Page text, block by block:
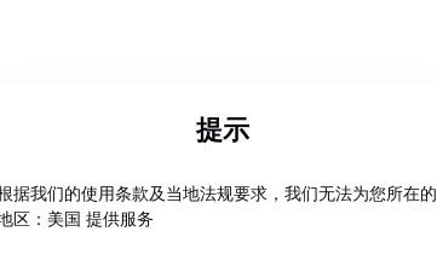
提示
据我们的使用条款及当地法规要求，我们无法为您所在的
区：美国 提供服务